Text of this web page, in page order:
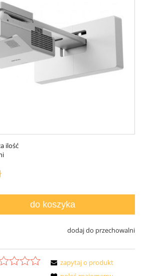
ilość
do koszyka
dodaj do przechowalni
zapytaj o produkt